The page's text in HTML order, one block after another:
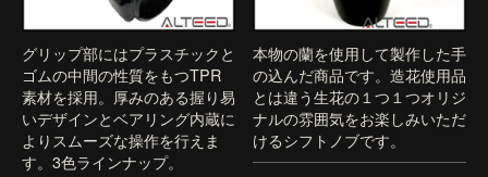
グリップ部にはプラスチックと
ゴムの中間の性質をもつTPR
素材を採用。厚みのある握り易
いデザインとベアリング内蔵に
よりスムーズな操作を行えま
す。3色ラインナップ。
本物の蘭を使用して製作した手
の込んだ商品です。造花使用品
とは違う生花の１つ１つオリジ
ナルの雰囲気をお楽しみいただ
けるシフトノブです。